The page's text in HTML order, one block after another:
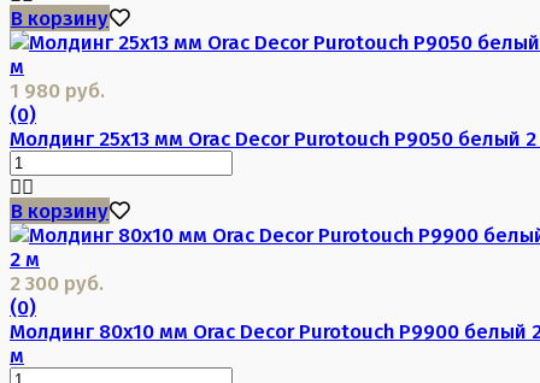
В корзину
1 980 руб.
(0)
Молдинг 25х13 мм Orac Decor Purotouch P9050 белый
В корзину
2 300 руб.
(0)
Молдинг 80х10 мм Orac Decor Purotouch P9900 белый
м